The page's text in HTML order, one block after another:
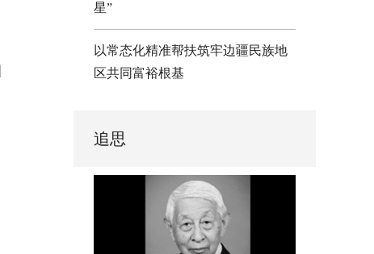
星”
以常态化精准帮扶筑牢边疆民族地
区共同富裕根基
追思